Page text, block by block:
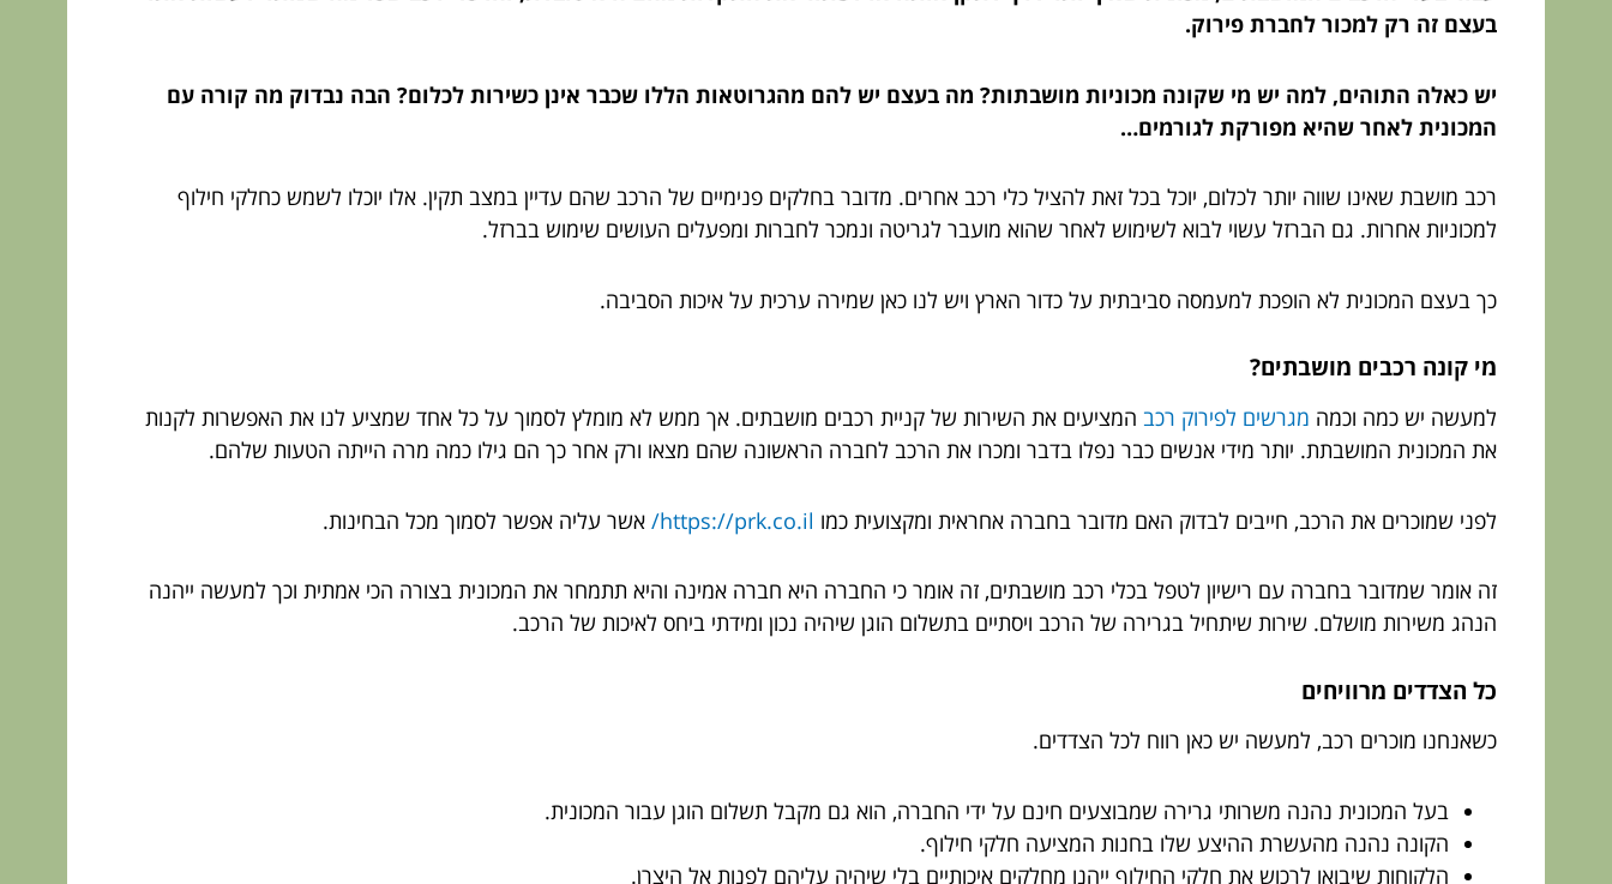
בעצם זה רק למכור לחברת פירוק.
יש כאלה התוהים, למה יש מי שקונה מכוניות מושבתות? מה בעצם יש להם מהגרוטאות הללו שכבר אינן כשירות לכלום? הבה נבדוק מה קורה עם
המכונית לאחר שהיא מפורקת לגורמים…
רכב מושבת שאינו שווה יותר לכלום, יוכל בכל זאת להציל כלי רכב אחרים. מדובר בחלקים פנימיים של הרכב שהם עדיין במצב תקין. אלו יוכלו לשמש כחלקי חילוף
למכוניות אחרות. גם הברזל עשוי לבוא לשימוש לאחר שהוא מועבר לגריטה ונמכר לחברות ומפעלים העושים שימוש בברזל.
כך בעצם המכונית לא הופכת למעמסה סביבתית על כדור הארץ ויש לנו כאן שמירה ערכית על איכות הסביבה.
מי קונה רכבים מושבתים?
למעשה יש כמה וכמה מגרשים לפירוק רכב המציעים את השירות של קניית רכבים מושבתים. אך ממש לא מומלץ לסמוך על כל אחד שמציע לנו את האפשרות לקנות
את המכונית המושבתת. יותר מידי אנשים כבר נפלו בדבר ומכרו את הרכב לחברה הראשונה שהם מצאו ורק אחר כך הם גילו כמה מרה הייתה הטעות שלהם.
לפני שמוכרים את הרכב, חייבים לבדוק האם מדובר בחברה אחראית ומקצועית כמו https://prk.co.il/ אשר עליה אפשר לסמוך מכל הבחינות.
זה אומר שמדובר בחברה עם רישיון לטפל בכלי רכב מושבתים, זה אומר כי החברה היא חברה אמינה והיא תתמחר את המכונית בצורה הכי אמתית וכך למעשה ייהנה
הנהג משירות מושלם. שירות שיתחיל בגרירה של הרכב ויסתיים בתשלום הוגן שיהיה נכון ומידתי ביחס לאיכות של הרכב.
כל הצדדים מרוויחים
כשאנחנו מוכרים רכב, למעשה יש כאן רווח לכל הצדדים.
בעל המכונית נהנה משרותי גרירה שמבוצעים חינם על ידי החברה, הוא גם מקבל תשלום הוגן עבור המכונית.
הקונה נהנה מהעשרת ההיצע שלו בחנות המציעה חלקי חילוף.
הלקוחות שיבואו לרכוש את חלקי החילוף ייהנו מחלקים איכותיים בלי שיהיה עליהם לפנות אל היצרן.